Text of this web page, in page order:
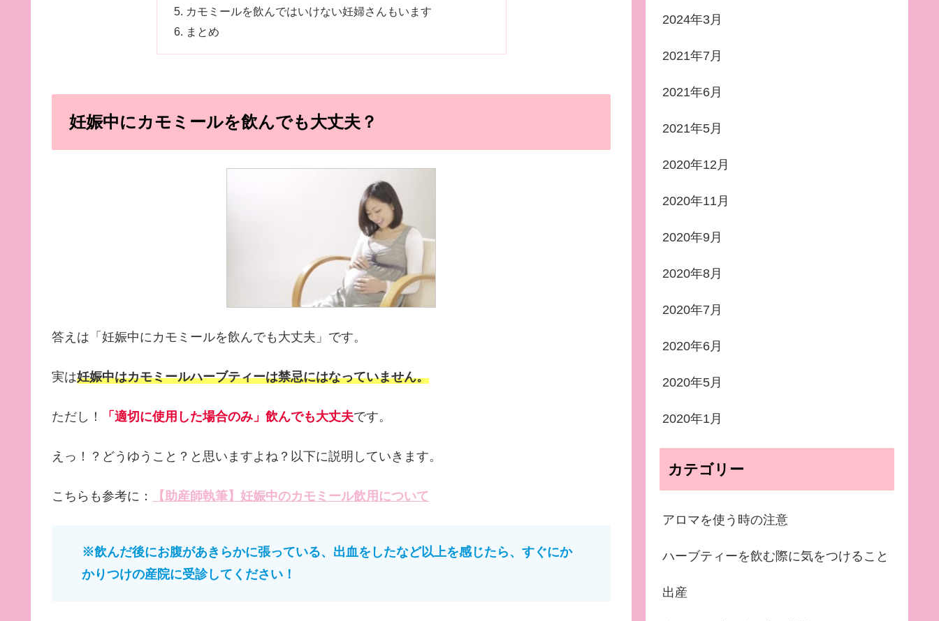
カモミールを飲んではいけない妊婦さんもいます
まとめ
妊娠中にカモミールを飲んでも大丈夫？
答えは「妊娠中にカモミールを飲んでも大丈夫」です。
実は妊娠中はカモミールハーブティーは禁忌にはなっていません。
ただし！ 「適切に使用した場合のみ」飲んでも大丈夫です。
えっ！？どうゆうこと？と思いますよね？以下に説明していきます。
こちらも参考に： 【助産師執筆】妊娠中のカモミール飲用について
※飲んだ後にお腹があきらかに張っている、出血をしたなど以上を感じたら、すぐにか
かりつけの産院に受診してください！
2024年3月
2021年7月
2021年6月
2021年5月
2020年12月
2020年11月
2020年9月
2020年8月
2020年7月
2020年6月
2020年5月
2020年1月
カテゴリー
アロマを使う時の注意
ハーブティーを飲む際に気をつけること
出産